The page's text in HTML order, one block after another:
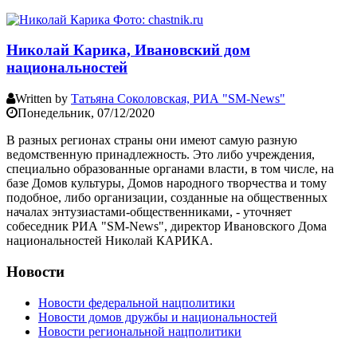
Николай Карика, Ивановский дом
национальностей
Written by Татьяна Соколовская, РИА "SM-News"
Понедельник, 07/12/2020
В разных регионах страны они имеют самую разную
ведомственную принадлежность. Это либо учреждения,
специально образованные органами власти, в том числе, на
базе Домов культуры, Домов народного творчества и тому
подобное, либо организации, созданные на общественных
началах энтузиастами-общественниками, - уточняет
собеседник РИА "SM-News", директор Ивановского Дома
национальностей Николай КАРИКА.
Новости
Новости федеральной нацполитики
Новости домов дружбы и национальностей
Новости региональной нацполитики